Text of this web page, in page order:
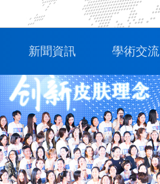
新聞資訊 學術交流